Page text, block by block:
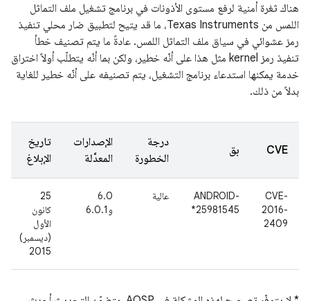
هناك ثغرة أمنية لرفع مستوى الأذونات في برنامج تشغيل ملف التماثل
اللمس من Texas Instruments، ما قد يتيح لتطبيق ضار محلي تنفيذ
رمز عشوائي في سياق ملف التماثل اللمس. عادةً ما يتم تصنيف خطأ
تنفيذ رمز kernel مثل هذا على أنّه خطير، ولكن بما أنّه يتطلّب أولاً اختراق
خدمة يمكنها استدعاء برنامج التشغيل، يتم تصنيفه على أنّه خطير للغاية
بدلاً من ذلك.
CVE بق
درجة
الخطورة
الإصدارات
المعدَّلة
تاريخ
الإبلاغ
CVE-
2016-
2409
ANDROID-
25981545*
عالية
6.0
و6.0.1
25
كانون
الأول
(ديسمبر)
2015